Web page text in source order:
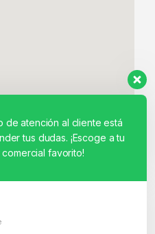
- TECNIT TU TIENDA
de atención al cliente está
tus dudas. ¡Escoge a tu
favorito!